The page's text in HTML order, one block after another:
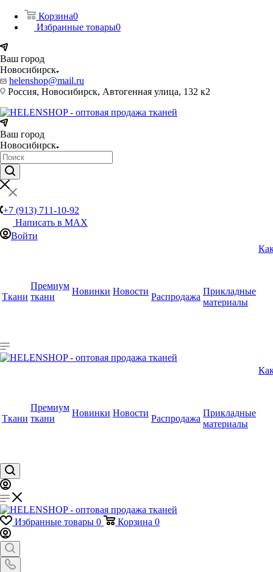
Корзина0
Избранные товары0
Ваш город
Новосибирск
helenshop@mail.ru
Россия, Новосибирск, Автогенная улица, 132 к2
Ваш город
Новосибирск
+7 (913) 711-10-92
Написать в MAX
Войти
Ткани
Премиум
ткани
Новинки Новости
Распродажа
Прикладные
материалы
Ткани
Премиум
ткани
Новинки Новости
Распродажа
Прикладные
материалы
Избранные товары 0 Корзина 0